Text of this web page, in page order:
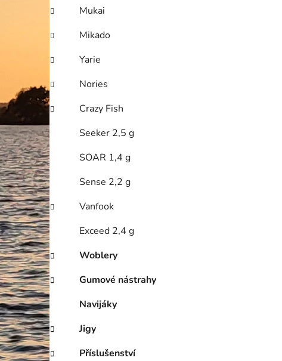
Mukai
Mikado
Yarie
Nories
Crazy Fish
Seeker 2,5 g
SOAR 1,4 g
Sense 2,2 g
Vanfook
Exceed 2,4 g
Woblery
Gumové nástrahy
Navijáky
Jigy
Příslušenství